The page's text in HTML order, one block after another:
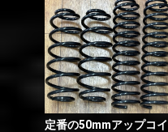
定番の50mmアップコイ